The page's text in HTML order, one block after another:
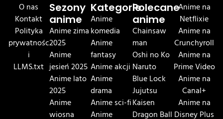
O nas
Kontakt
Polityka
prywatnośc
i
LLMS.txt
Sezony
anime
Anime zima
2025
Anime
jesień 2025
Anime lato
2025
Anime
wiosna
Kategorie
Anime
komedia
Anime
fantasy
Anime akcji
Anime
drama
Anime sci-fi
Anime
Polecane
anime
Chainsaw
man
Oshi no Ko
Naruto
Blue Lock
Jujutsu
Kaisen
Dragon Ball
Anime na
Netflixie
Anime na
Crunchyroll
Anime na
Prime Video
Anime na
Canal+
Anime na
Disney Plus